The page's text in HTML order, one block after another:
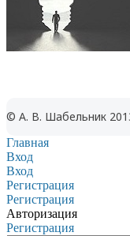
© А. В. Шабельник
Главная
Вход
Вход
Регистрация
Регистрация
Авторизация
Регистрация